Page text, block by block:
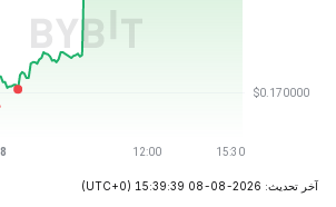
آخر تحديث: 2026-08-08 15:39:39 (UTC+0)